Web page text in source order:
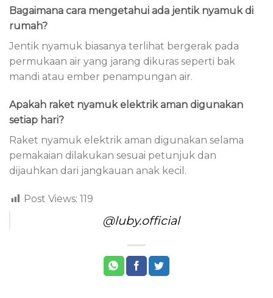
Bagaimana cara mengetahui ada jentik nyamuk di
rumah?
Jentik nyamuk biasanya terlihat bergerak pada
permukaan air yang jarang dikuras seperti bak
mandi atau ember penampungan air.
Apakah raket nyamuk elektrik aman digunakan
setiap hari?
Raket nyamuk elektrik aman digunakan selama
pemakaian dilakukan sesuai petunjuk dan
dijauhkan dari jangkauan anak kecil.
Post Views: 119
@luby.official